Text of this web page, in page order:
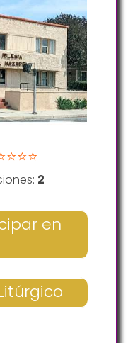
2
en